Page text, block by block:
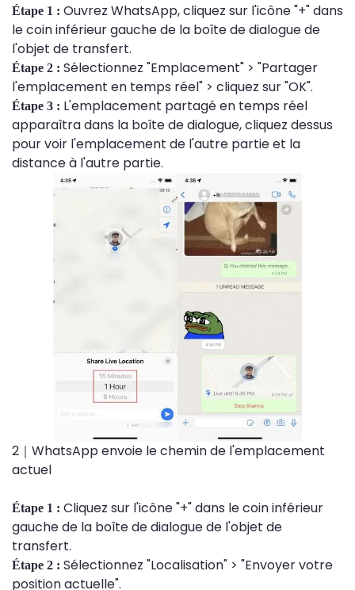
Étape 1 : Ouvrez WhatsApp, cliquez sur l'icône "+" dans
le coin inférieur gauche de la boîte de dialogue de
l'objet de transfert.
Étape 2 : Sélectionnez "Emplacement" > "Partager
l'emplacement en temps réel" > cliquez sur "OK".
Étape 3 : L'emplacement partagé en temps réel
apparaîtra dans la boîte de dialogue, cliquez dessus
pour voir l'emplacement de l'autre partie et la
distance à l'autre partie.
2｜WhatsApp envoie le chemin de l'emplacement
actuel
Étape 1 : Cliquez sur l'icône "+" dans le coin inférieur
gauche de la boîte de dialogue de l'objet de
transfert.
Étape 2 : Sélectionnez "Localisation" > "Envoyer votre
position actuelle".